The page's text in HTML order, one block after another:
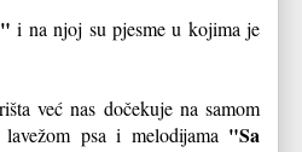
i na njoj su pjesme u kojima je
već nas dočekuje na samom
psa i melodijama "Sa